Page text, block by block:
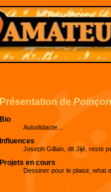
Présentation de
Bio
Autodidacte...
Influences
Joseph Gillain, dit Jijé, reste
Projets en cours
Dessiner pour le plaisir, what